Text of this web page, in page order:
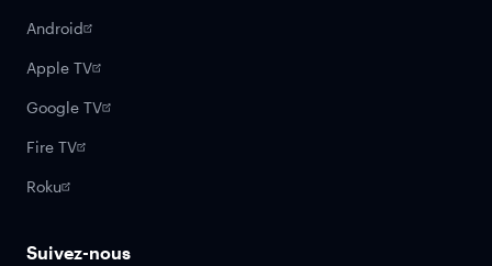
Android
Apple TV
Google TV
Fire TV
Roku
Suivez-nous